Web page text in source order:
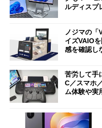
ルディスプ
ノジマの
イズVAIO
感を確認し
苦労して手
C／スマホ
ム体験や実